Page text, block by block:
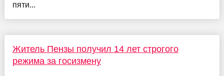
пяти...
Житель Пензы получил 14 лет строгого
режима за госизмену